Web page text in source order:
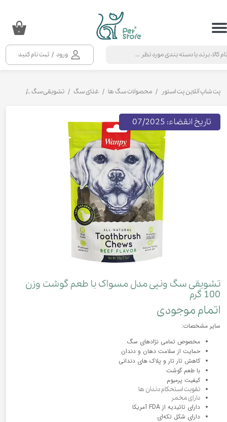
ورود / ثبت نام کنید
حساب کاربری من
خروج از حساب کاربری
۰
پت شاپ آنلاین پت استور محصولات سگ ها غذای سگ تشویقی سگ
تشویقی سگ ونپی مدل مسواک با طعم گوشت وزن
100 گرم
اتمام موجودی
سایر مشخصات:
مخصوص تمامی نژادهای سگ
حمایت از سلامت دهان و دندان
کاهش تار تار و پلاک های دندانی
با طعم گوشت
کیفیت پرمیوم
تقویت استحکام دندان ها
دارای مخمر
دارای تائیدیه از FDA آمریکا
دارای شکل تکه‌ای
تاریخ انقضاء: 07/2025